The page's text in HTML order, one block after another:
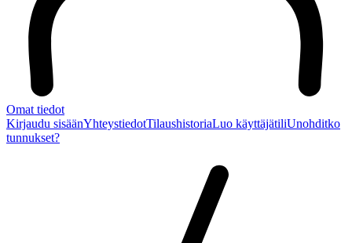
Omat tiedot
Kirjaudu sisäänYhteystiedotTilaushistoriaLuo käyttäjätiliUnohditko
tunnukset?